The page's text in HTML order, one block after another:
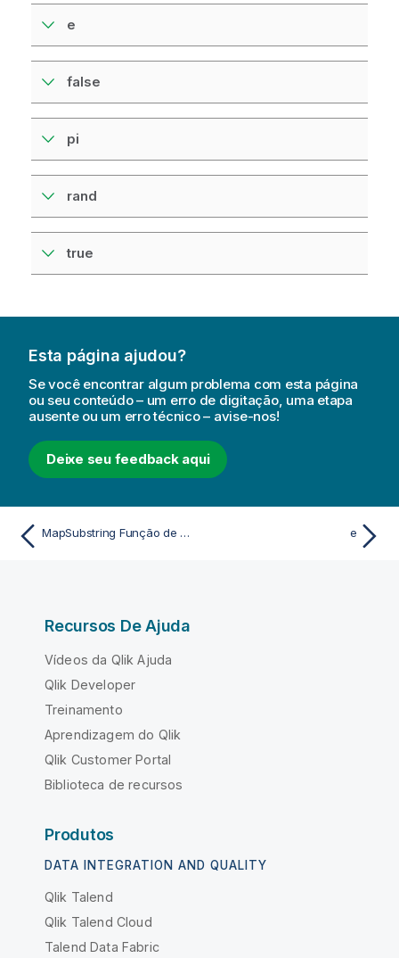
e
false
pi
rand
true
Esta página ajudou?
Se você encontrar algum problema com esta página
ou seu conteúdo – um erro de digitação, uma etapa
ausente ou um erro técnico – avise-nos!
Deixe seu feedback aqui
MapSubstring Função de script e
Recursos De Ajuda
Vídeos da Qlik Ajuda
Qlik Developer
Treinamento
Aprendizagem do Qlik
Qlik Customer Portal
Biblioteca de recursos
Produtos
DATA INTEGRATION AND QUALITY
Qlik Talend
Qlik Talend Cloud
Talend Data Fabric